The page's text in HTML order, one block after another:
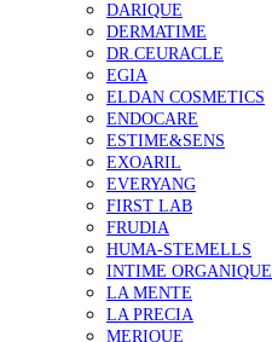
DARIQUE
DERMATIME
DR.CEURACLE
EGIA
ELDAN COSMETICS
ENDOCARE
ESTIME&SENS
EXOARIL
EVERYANG
FIRST LAB
FRUDIA
HUMA-STEMELLS
INTIME ORGANIQUE
LA MENTE
LA PRECIA
MERIQUE